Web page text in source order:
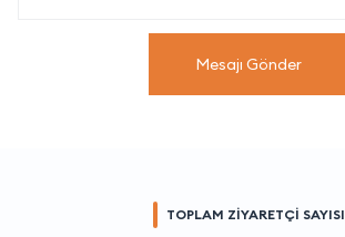
Mesajı Gönder
TOPLAM ZİYARETÇİ SAYISI